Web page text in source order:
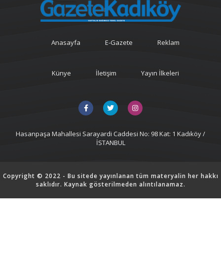
Anasayfa E-Gazete Reklam
Künye İletişim Yayın İlkeleri
Hasanpaşa Mahallesi Sarayardi Caddesi No: 98 Kat: 1 Kadıköy /
İSTANBUL
Copyright © 2022 - Bu sitede yayınlanan tüm materyalin her hakkı
saklıdır. Kaynak gösterilmeden alıntılanamaz.